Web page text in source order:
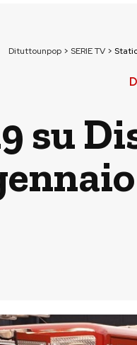
Dituttounpop > SERIE TV >
su